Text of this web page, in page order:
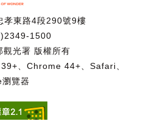
孝東路4段290號9樓
1500
觀光署 版權所有
、Chrome 44+、Safari、
覽器